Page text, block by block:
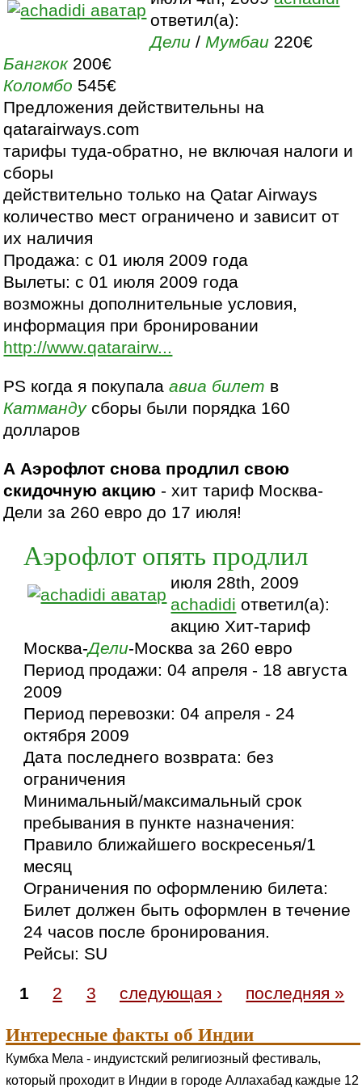
ответил(а):
Дели /Мумбаи 220€
Бангкок200€
Коломбо 545€
Предложения действительны на
qatarairways.com
тарифы туда-обратно, не включая налоги и
сборы
действительно только на Qatar Airways
количество мест ограничено и зависит от
их наличия
Продажа: с 01 июля 2009 года
Вылеты: с 01 июля 2009 года
возможны дополнительные условия,
информация при бронировании
http://www.qatarairw...
PS когда я покупалаавиа билет в
Катмандусборы были порядка 160
долларов
А Аэрофлот снова продлил свою
скидочную акцию - хит тариф Москва-
Дели за 260 евро до 17 июля!
Аэрофлот опять продлил
июля 28th, 2009
achadidi ответил(а):
акцию Хит-тариф
Москва-Дели-Москва за 260 евро
Период продажи: 04 апреля - 18 августа
2009
Период перевозки: 04 апреля - 24
октября 2009
Дата последнего возврата: без
ограничения
Минимальный/максимальный срок
пребывания в пункте назначения:
Правило ближайшего воскресенья/1
месяц
Ограничения по оформлению билета:
Билет должен быть оформлен в течение
24 часов после бронирования.
Рейсы: SU
1 2 3 следующая › последняя »
Интересные факты об Индии
Кумбха Мела - индуистский религиозный фестиваль,
который проходит в Индии в городе Аллахабад каждые 12